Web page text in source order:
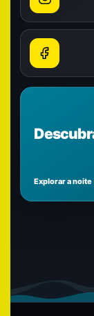
Explorar a noite